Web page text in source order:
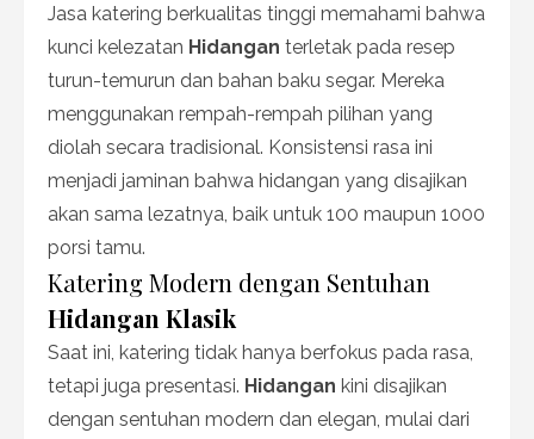
Jasa katering berkualitas tinggi memahami bahwa
kunci kelezatan Hidangan terletak pada resep
turun-temurun dan bahan baku segar. Mereka
menggunakan rempah-rempah pilihan yang
diolah secara tradisional. Konsistensi rasa ini
menjadi jaminan bahwa hidangan yang disajikan
akan sama lezatnya, baik untuk 100 maupun 1000
porsi tamu.
Katering Modern dengan Sentuhan
Hidangan Klasik
Saat ini, katering tidak hanya berfokus pada rasa,
tetapi juga presentasi. Hidangan kini disajikan
dengan sentuhan modern dan elegan, mulai dari